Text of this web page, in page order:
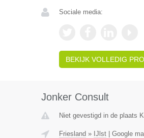
Sociale media:
BEKIJK VOLLEDIG
Jonker Consult
Niet gevestigd in de plaats
Friesland » IJlst| Google